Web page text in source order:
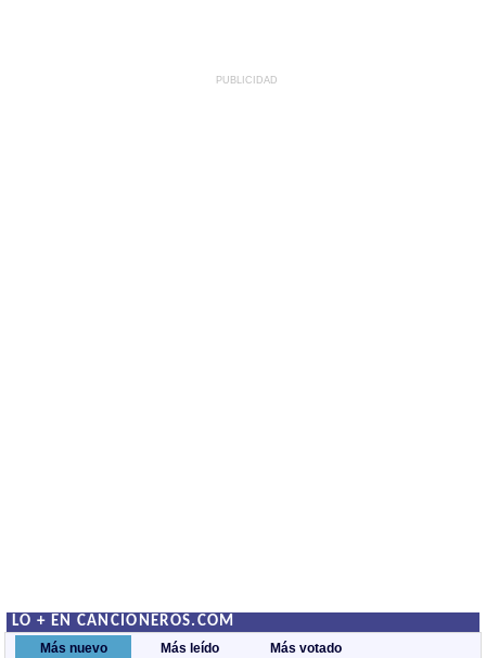
PUBLICIDAD
LO + EN CANCIONEROS.COM
Más nuevo Más leído Más votado